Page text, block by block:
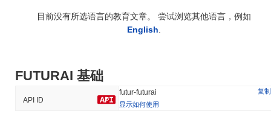
目前没有所选语言的教育文章。 尝试浏览其他语言，例如
English
FUTURAI 基础
API ID
futur-futurai
复制
显示如何使用